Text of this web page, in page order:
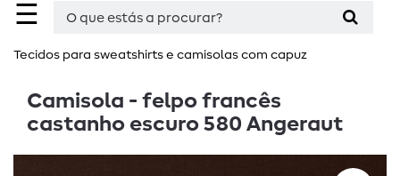
☰
Tecidos para sweatshirts e camisolas com capuz
Camisola - felpo francês
castanho escuro 580 Angeraut